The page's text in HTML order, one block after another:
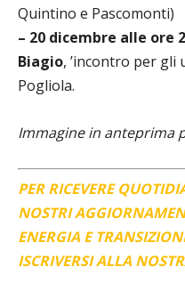
Quintino e Pascomonti)
– 20 dicembre alle ore
Biagio, ’incontro per gli
Pogliola.
Immagine in anteprima
PER RICEVERE
NOSTRI
ENERGIA E
ISCRIVERSI ALLA